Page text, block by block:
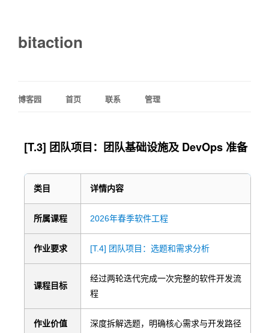
bitaction
博客园 首页 联系 管理
[T.3] 团队项目：团队基础设施及 DevOps 准备
类目 详情内容
所属课程 2026年春季软件工程
作业要求 [T.4] 团队项目：选题和需求分析
课程目标
经过两轮迭代完成一次完整的软件开发流
程
作业价值 深度拆解选题，明确核心需求与开发路径